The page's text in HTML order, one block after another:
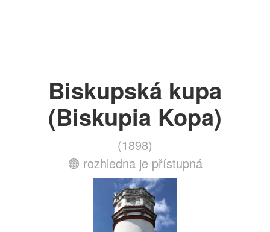
Biskupská kupa
(Biskupia Kopa)
(1898)
🟢 rozhledna je přístupná